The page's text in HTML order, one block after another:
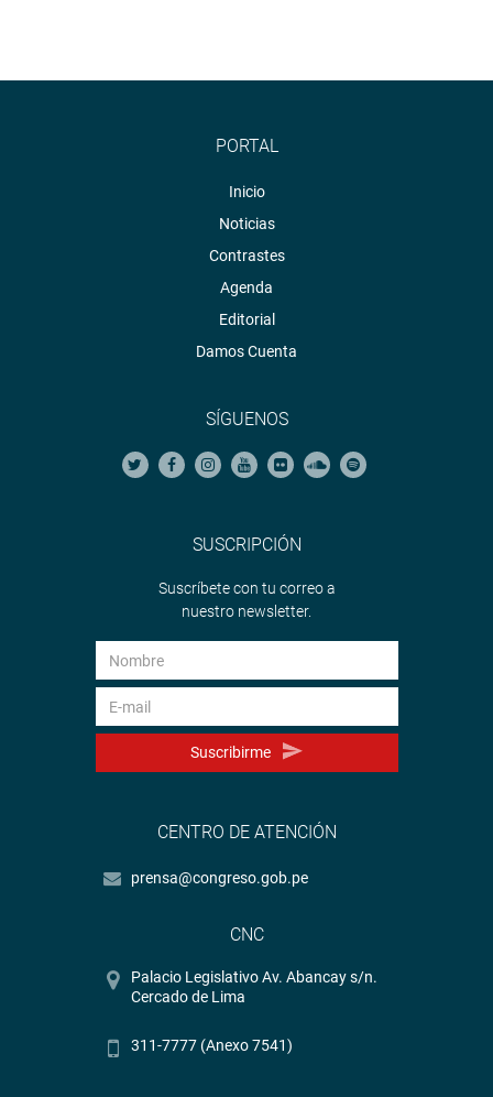
PORTAL
Inicio
Noticias
Contrastes
Agenda
Editorial
Damos Cuenta
SÍGUENOS
SUSCRIPCIÓN
Suscríbete con tu correo a
nuestro newsletter.
Suscribirme
CENTRO DE ATENCIÓN
prensa@congreso.gob.pe
CNC
Palacio Legislativo Av. Abancay s/n.
Cercado de Lima
311-7777 (Anexo 7541)